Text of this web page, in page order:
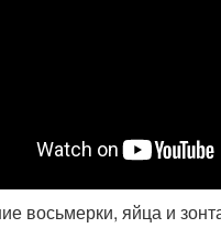
восьмерки, яйца и